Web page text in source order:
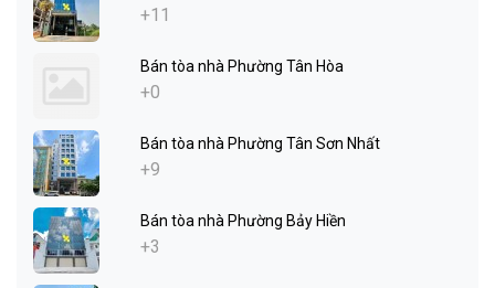
+11
Bán tòa nhà Phường Tân Hòa
+0
Bán tòa nhà Phường Tân Sơn Nhất
+9
Bán tòa nhà Phường Bảy Hiền
+3